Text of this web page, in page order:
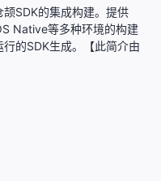
SDK的集成构建。提供
Native等多种环境的构建
的SDK生成。【此简介由